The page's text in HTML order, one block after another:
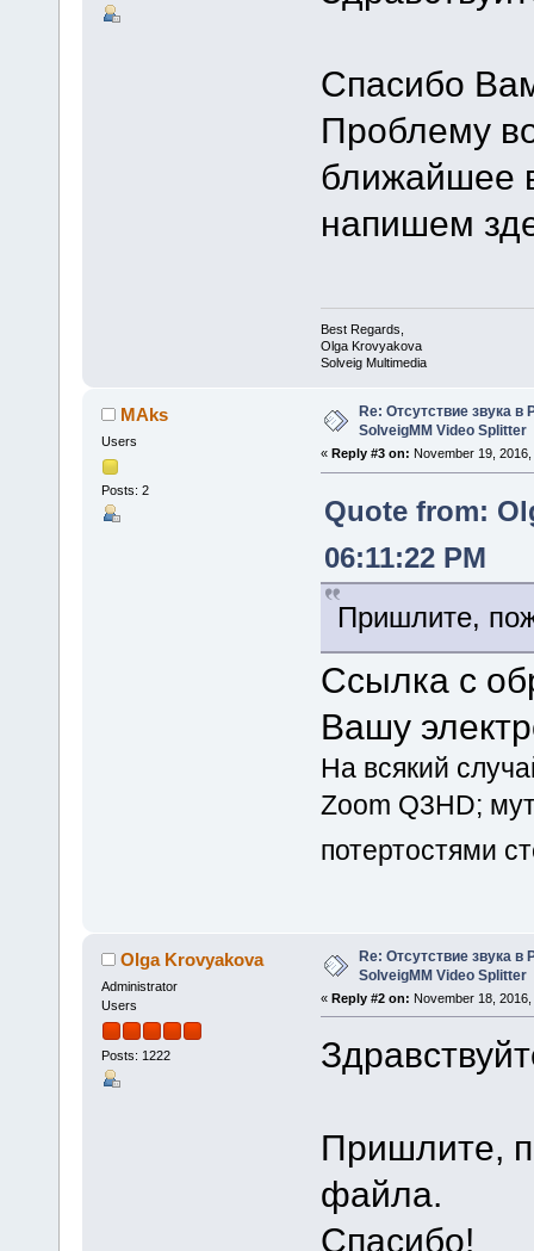
Спасибо
Проблему
ближайшее
напишем
Best Regards,
Olga Krovyakova
Solveig Multimedia
MAks
Users
Posts: 2
Re: Отсутствие звука в
SolveigMM Video Splitter
« Reply #3 on: November 19,
Quote from:
06:11:22 PM
Пришлите,
Ссылка с
Вашу
На всякий
Zoom Q3HD;
потертостями
Olga Krovyakova
Administrator
Users
Posts: 1222
Re: Отсутствие звука в
SolveigMM Video Splitter
« Reply #2 on: November 18,
Пришлите,
файла.
Спасибо!